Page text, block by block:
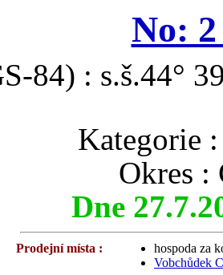
No:
84) : s.š.44°
Kategorie
Okres :
Dne
Prodejní místa :
hospoda za
Vobchůdek